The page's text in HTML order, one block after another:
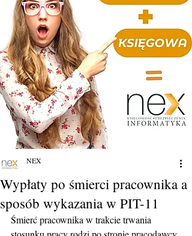
Wypłaty po śmierci pracownika a
sposób wykazania w PIT-11
NEX
Śmierć pracownika w trakcie trwania